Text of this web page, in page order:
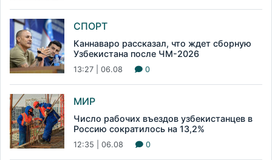
СПОРТ
Каннаваро рассказал, что ждет сборную
Узбекистана после ЧМ-2026
13:27 | 06.08 0
МИР
Число рабочих въездов узбекистанцев в
Россию сократилось на 13,2%
12:35 | 06.08 0